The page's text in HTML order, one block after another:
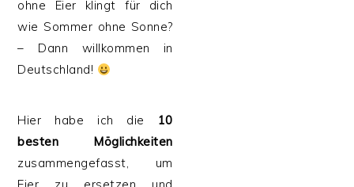
ohne Eier klingt für dich
wie Sommer ohne Sonne?
– Dann willkommen in
Deutschland!
Hier habe ich die 10
besten Möglichkeiten
zusammengefasst, um